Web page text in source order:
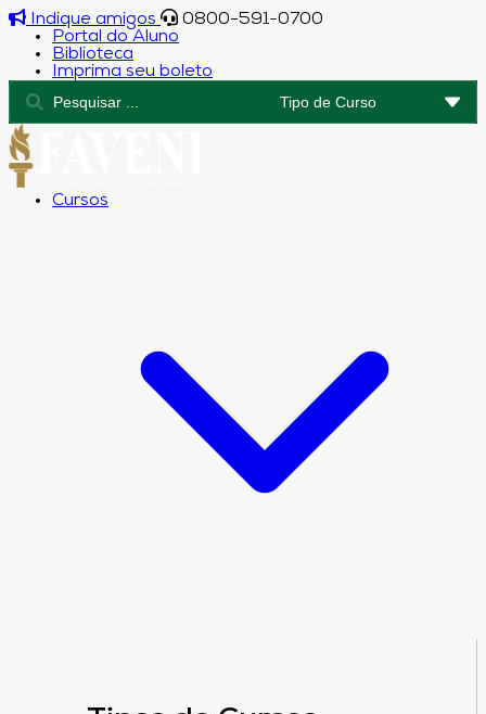
Indique amigos
0800-591-0700
Portal do Aluno
Biblioteca
Imprima seu boleto
Cursos